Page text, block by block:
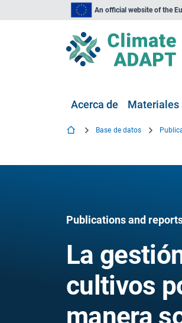
An official website of the
Acerca de Materiales
Base de datos
Publications and
La
cultivos
manera